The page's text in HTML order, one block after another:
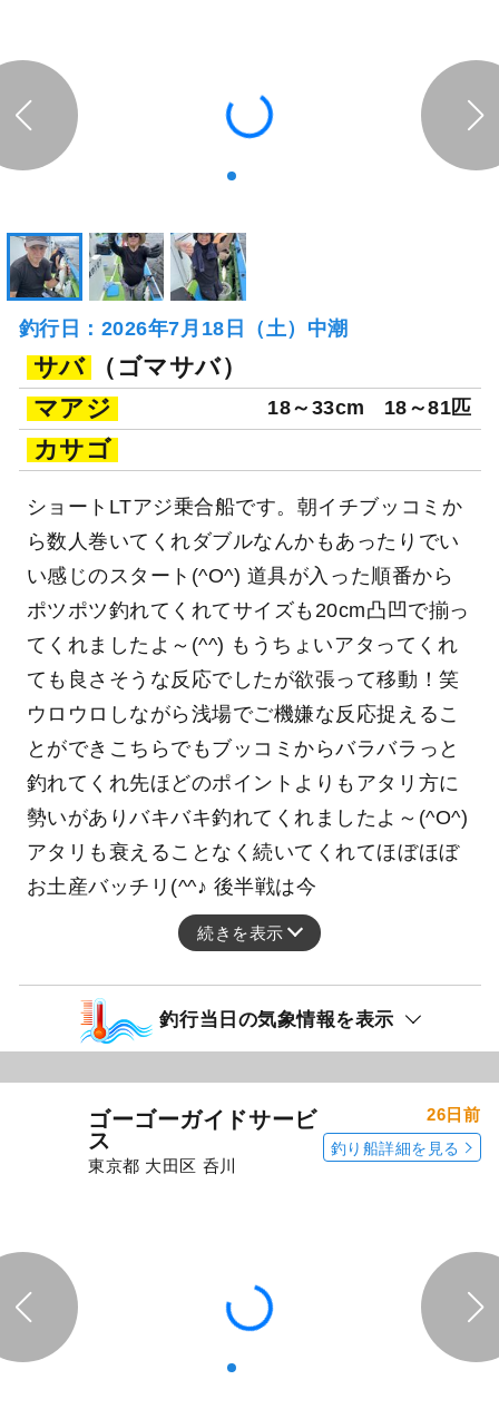
釣行日：2026年7月18日（土）中潮
サバ
（ゴマサバ）
マアジ
18～33cm 18～81匹
カサゴ
ショートLTアジ乗合船です。朝イチブッコミか
ら数人巻いてくれダブルなんかもあったりでい
い感じのスタート(^O^) 道具が入った順番から
ポツポツ釣れてくれてサイズも20cm凸凹で揃っ
てくれましたよ～(^^) もうちょいアタってくれ
ても良さそうな反応でしたが欲張って移動！笑
ウロウロしながら浅場でご機嫌な反応捉えるこ
とができこちらでもブッコミからバラバラっと
釣れてくれ先ほどのポイントよりもアタリ方に
勢いがありバキバキ釣れてくれましたよ～(^O^)
アタリも衰えることなく続いてくれてほぼほぼ
お土産バッチリ(^^♪ 後半戦は今
続きを表示
釣行当日の気象情報を表示
ゴーゴーガイドサービ
ス
東京都 大田区 呑川
26日前
釣り船詳細を見る